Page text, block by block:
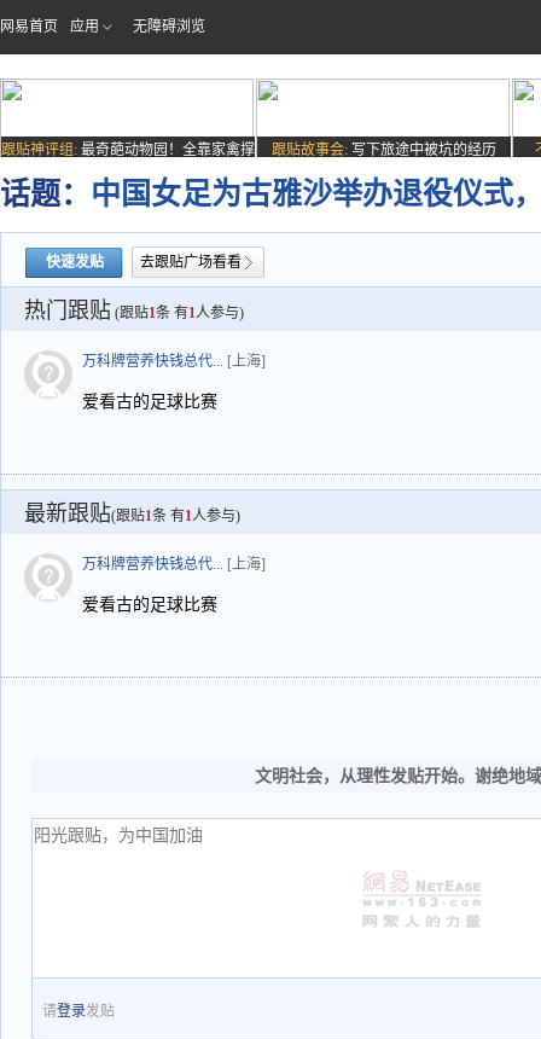
网易首页 应用 无障碍浏览
跟贴神评组: 最奇葩动物园！全靠家禽撑
场子
跟贴故事会: 写下旅途中被坑的经历
话题： 中国女足为古雅沙举办退役仪式
快速发贴 去跟贴广场看看
热门跟贴 (跟贴1条 有1人参与)
万科牌营养快钱总代... [上海]
爱看古的足球比赛
最新跟贴(跟贴1条 有1人参与)
万科牌营养快钱总代... [上海]
爱看古的足球比赛
文明社会，从理性发贴开始。谢绝地
请登录发贴